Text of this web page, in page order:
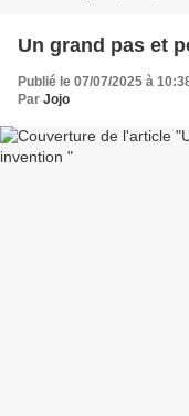
Un grand pas et
Publié le 07/07/2025 à
Par Jojo